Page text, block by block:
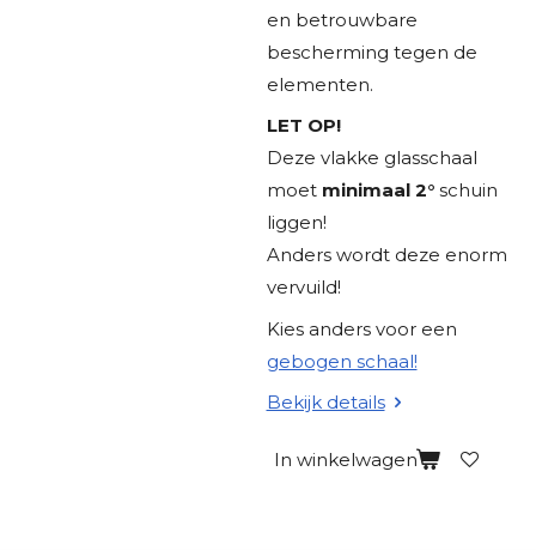
en betrouwbare
bescherming tegen de
elementen.
LET OP!
Deze vlakke glasschaal
moet minimaal 2°schuin
liggen!
Anders wordt deze enorm
vervuild!
Kies anders voor een
gebogen schaal!
Bekijk details
In winkelwagen